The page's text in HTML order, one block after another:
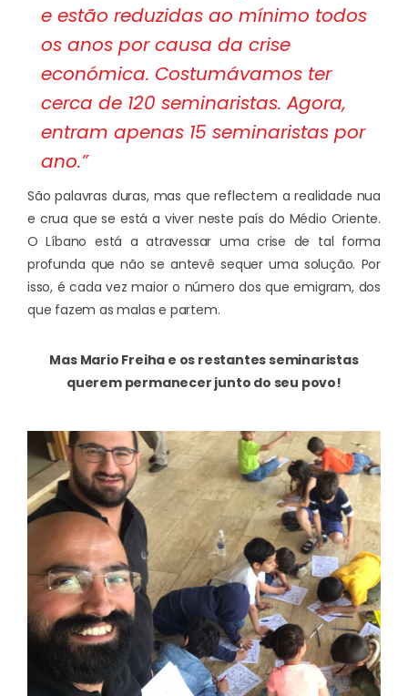
e estão reduzidas ao mínimo todos
os anos por causa da crise
económica. Costumávamos ter
cerca de 120 seminaristas. Agora,
entram apenas 15 seminaristas por
ano.”
São palavras duras, mas que reflectem a realidade nua
e crua que se está a viver neste país do Médio Oriente.
O Líbano está a atravessar uma crise de tal forma
profunda que não se antevê sequer uma solução. Por
isso, é cada vez maior o número dos que emigram, dos
que fazem as malas e partem.
Mas Mario Freiha e os restantes seminaristas
querem permanecer junto do seu povo!